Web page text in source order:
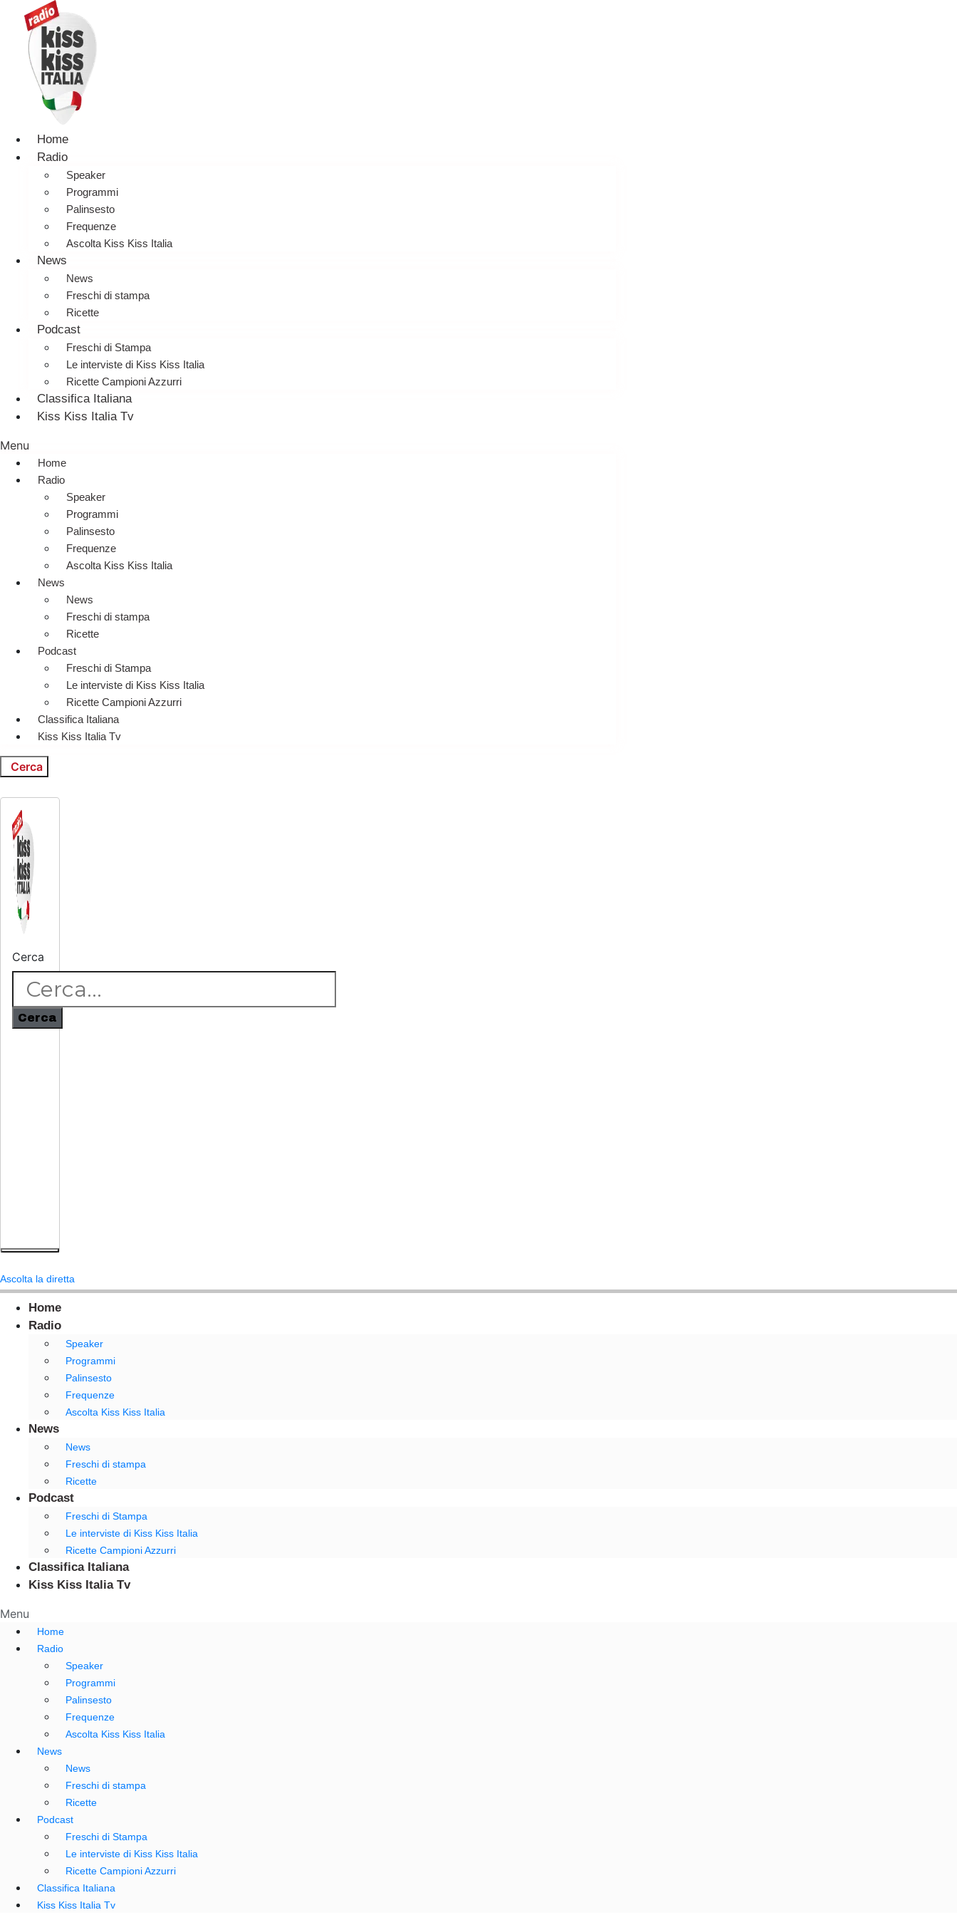
Home
Radio
Speaker
Programmi
Palinsesto
Frequenze
Ascolta Kiss Kiss Italia
News
News
Freschi di stampa
Ricette
Podcast
Freschi di Stampa
Le interviste di Kiss Kiss Italia
Ricette Campioni Azzurri
Classifica Italiana
Kiss Kiss Italia Tv
Menu
Home
Radio
Speaker
Programmi
Palinsesto
Frequenze
Ascolta Kiss Kiss Italia
News
News
Freschi di stampa
Ricette
Podcast
Freschi di Stampa
Le interviste di Kiss Kiss Italia
Ricette Campioni Azzurri
Classifica Italiana
Kiss Kiss Italia Tv
Cerca
Cerca
Cerca
Ascolta la diretta
Home
Radio
Speaker
Programmi
Palinsesto
Frequenze
Ascolta Kiss Kiss Italia
News
News
Freschi di stampa
Ricette
Podcast
Freschi di Stampa
Le interviste di Kiss Kiss Italia
Ricette Campioni Azzurri
Classifica Italiana
Kiss Kiss Italia Tv
Menu
Home
Radio
Speaker
Programmi
Palinsesto
Frequenze
Ascolta Kiss Kiss Italia
News
News
Freschi di stampa
Ricette
Podcast
Freschi di Stampa
Le interviste di Kiss Kiss Italia
Ricette Campioni Azzurri
Classifica Italiana
Kiss Kiss Italia Tv